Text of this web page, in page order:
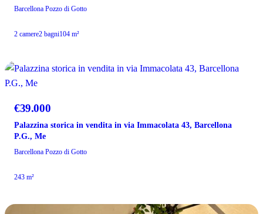
Barcellona Pozzo di Gotto
2 camere2 bagni104 m²
€39.000
Palazzina storica in vendita in via Immacolata 43, Barcellona
P.G., Me
Barcellona Pozzo di Gotto
243 m²